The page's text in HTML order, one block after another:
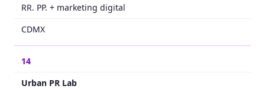
RR. PP. + marketing digital
CDMX
14
Urban PR Lab